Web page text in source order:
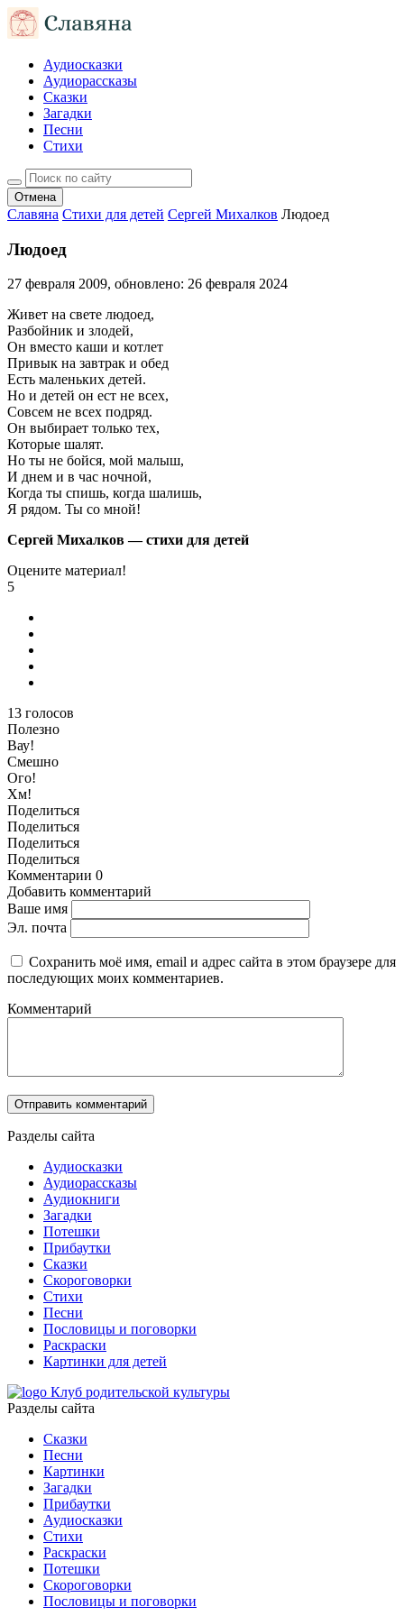
Аудиосказки
Аудиорассказы
Сказки
Загадки
Песни
Стихи
Отмена
Славяна Стихи для детей Сергей Михалков Людоед
Людоед
27 февраля 2009, обновлено: 26 февраля 2024
Живет на свете людоед,
Разбойник и злодей,
Он вместо каши и котлет
Привык на завтрак и обед
Есть маленьких детей.
Но и детей он ест не всех,
Совсем не всех подряд.
Он выбирает только тех,
Которые шалят.
Но ты не бойся, мой малыш,
И днем и в час ночной,
Когда ты спишь, когда шалишь,
Я рядом. Ты со мной!
Сергей Михалков — стихи для детей
Оцените материал!
5
13 голосов
Полезно
Вау!
Смешно
Ого!
Хм!
Поделиться
Поделиться
Поделиться
Поделиться
Комментарии 0
Добавить комментарий
Ваше имя
Эл. почта
Сохранить моё имя, email и адрес сайта в этом браузере для
последующих моих комментариев.
Комментарий
Разделы сайта
Аудиосказки
Аудиорассказы
Аудиокниги
Загадки
Потешки
Прибаутки
Сказки
Скороговорки
Стихи
Песни
Пословицы и поговорки
Раскраски
Картинки для детей
Клуб родительской культуры
Разделы сайта
Сказки
Песни
Картинки
Загадки
Прибаутки
Аудиосказки
Стихи
Раскраски
Потешки
Скороговорки
Пословицы и поговорки